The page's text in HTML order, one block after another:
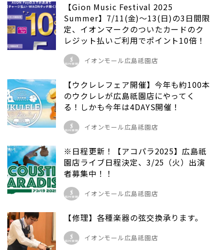
【Gion Music Festival 2025
Summer】7/11(金)～13(日)の3日間限
定、イオンマークのついたカードのク
レジット払いご利用でポイント10倍！
イオンモール広島祗園店
【ウクレレフェア開催】今年も約100本
のウクレレが広島祇園店にやってく
る！しかも今年は4DAYS開催！
イオンモール広島祗園店
※日程更新！【アコパラ2025】広島祇
園店ライブ日程決定、3/25（火）出演
者募集中！！
イオンモール広島祗園店
【修理】各種楽器の弦交換承ります。
イオンモール広島祗園店